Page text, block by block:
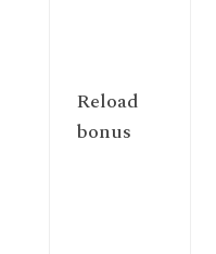
Reload
bonus